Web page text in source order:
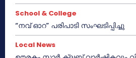
School & College
“നവ് ഓറ” പരിപാടി സംഘടിപ്പിച്ചു
Local News